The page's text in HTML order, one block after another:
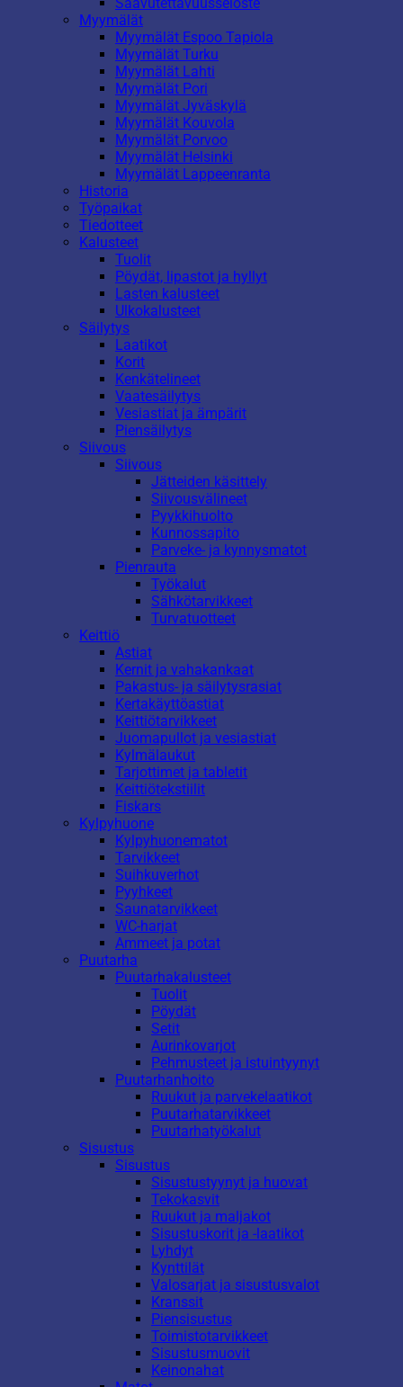
Myymälät
Myymälät Espoo Tapiola
Myymälät Turku
Myymälät Lahti
Myymälät Pori
Myymälät Jyväskylä
Myymälät Kouvola
Myymälät Porvoo
Myymälät Helsinki
Myymälät Lappeenranta
Historia
Työpaikat
Tiedotteet
Kalusteet
Tuolit
Pöydät, lipastot ja hyllyt
Lasten kalusteet
Ulkokalusteet
Säilytys
Laatikot
Korit
Kenkätelineet
Vaatesäilytys
Vesiastiat ja ämpärit
Piensäilytys
Siivous
Siivous
Jätteiden käsittely
Siivousvälineet
Pyykkihuolto
Kunnossapito
Parveke- ja kynnysmatot
Pienrauta
Työkalut
Sähkötarvikkeet
Turvatuotteet
Keittiö
Astiat
Kernit ja vahakankaat
Pakastus- ja säilytysrasiat
Kertakäyttöastiat
Keittiötarvikkeet
Juomapullot ja vesiastiat
Kylmälaukut
Tarjottimet ja tabletit
Keittiötekstiilit
Fiskars
Kylpyhuone
Kylpyhuonematot
Tarvikkeet
Suihkuverhot
Pyyhkeet
Saunatarvikkeet
WC-harjat
Ammeet ja potat
Puutarha
Puutarhakalusteet
Tuolit
Pöydät
Setit
Aurinkovarjot
Pehmusteet ja istuintyynyt
Puutarhanhoito
Ruukut ja parvekelaatikot
Puutarhatarvikkeet
Puutarhatyökalut
Sisustus
Sisustus
Sisustustyynyt ja huovat
Tekokasvit
Ruukut ja maljakot
Sisustuskorit ja -laatikot
Lyhdyt
Kynttilät
Valosarjat ja sisustusvalot
Kranssit
Piensisustus
Toimistotarvikkeet
Sisustusmuovit
Keinonahat